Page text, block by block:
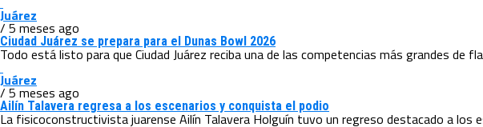
Juárez
/ 5 meses ago
Ciudad Juárez se prepara para el Dunas Bowl 2026
Todo está listo para que Ciudad Juárez reciba una de las competencias más grandes de
Juárez
/ 5 meses ago
Ailín Talavera regresa a los escenarios y conquista el podio
La fisicoconstructivista juarense Ailín Talavera Holguín tuvo un regreso destacado a los